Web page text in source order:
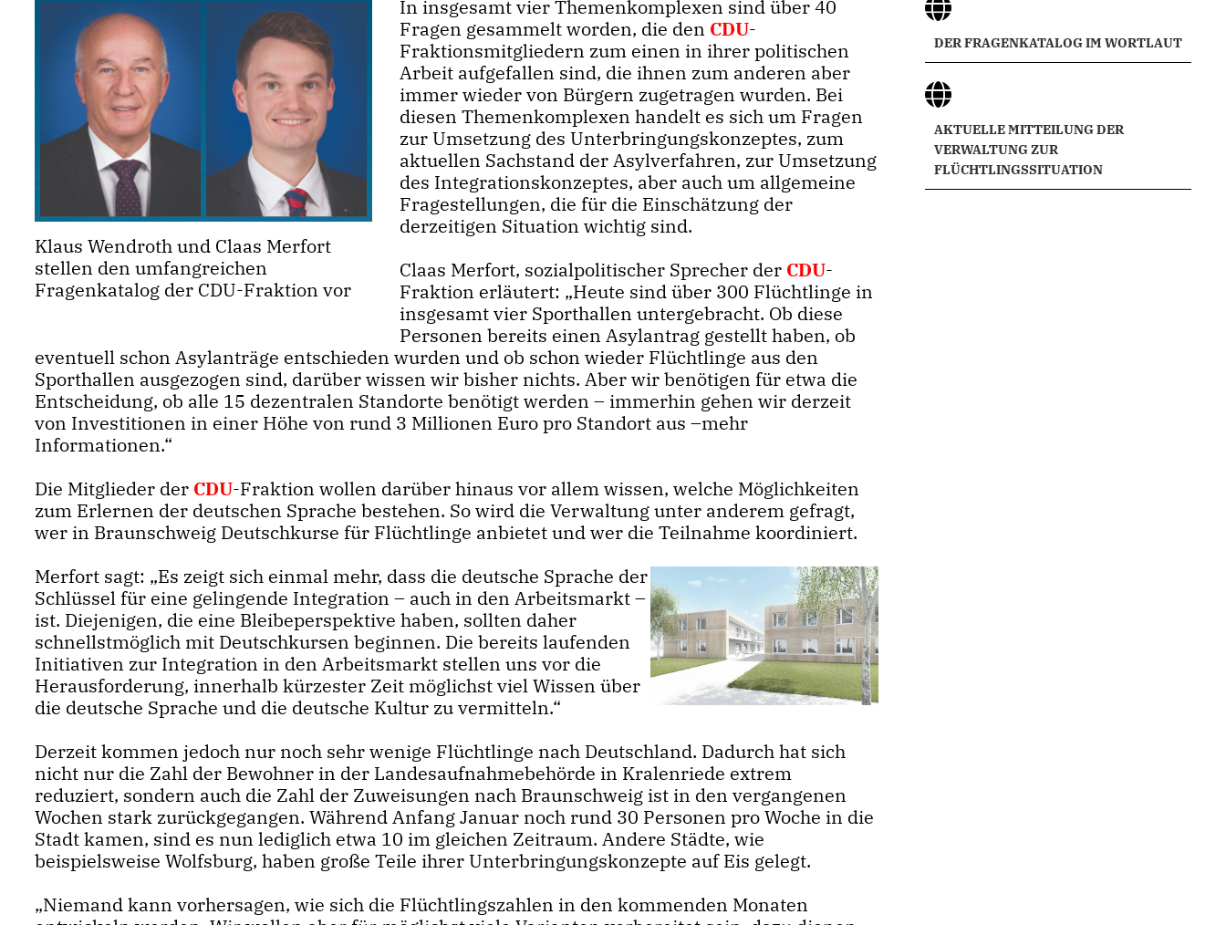
Klaus Wendroth und Claas Merfort
stellen den umfangreichen
Fragenkatalog der CDU-Fraktion vor
In insgesamt vier Themenkomplexen sind über 40
Fragen gesammelt worden, die den CDU-
Fraktionsmitgliedern zum einen in ihrer politischen
Arbeit aufgefallen sind, die ihnen zum anderen aber
immer wieder von Bürgern zugetragen wurden. Bei
diesen Themenkomplexen handelt es sich um Fragen
zur Umsetzung des Unterbringungskonzeptes, zum
aktuellen Sachstand der Asylverfahren, zur Umsetzung
des Integrationskonzeptes, aber auch um allgemeine
Fragestellungen, die für die Einschätzung der
derzeitigen Situation wichtig sind.
Claas Merfort, sozialpolitischer Sprecher der CDU-
Fraktion erläutert: „Heute sind über 300 Flüchtlinge in
insgesamt vier Sporthallen untergebracht. Ob diese
Personen bereits einen Asylantrag gestellt haben, ob
eventuell schon Asylanträge entschieden wurden und ob schon wieder Flüchtlinge aus den
Sporthallen ausgezogen sind, darüber wissen wir bisher nichts. Aber wir benötigen für etwa die
Entscheidung, ob alle 15 dezentralen Standorte benötigt werden – immerhin gehen wir derzeit
von Investitionen in einer Höhe von rund 3 Millionen Euro pro Standort aus –mehr
Informationen.“
Die Mitglieder der CDU-Fraktion wollen darüber hinaus vor allem wissen, welche Möglichkeiten
zum Erlernen der deutschen Sprache bestehen. So wird die Verwaltung unter anderem gefragt,
wer in Braunschweig Deutschkurse für Flüchtlinge anbietet und wer die Teilnahme koordiniert.
Merfort sagt: „Es zeigt sich einmal mehr, dass die deutsche Sprache der
Schlüssel für eine gelingende Integration – auch in den Arbeitsmarkt –
ist. Diejenigen, die eine Bleibeperspektive haben, sollten daher
schnellstmöglich mit Deutschkursen beginnen. Die bereits laufenden
Initiativen zur Integration in den Arbeitsmarkt stellen uns vor die
Herausforderung, innerhalb kürzester Zeit möglichst viel Wissen über
die deutsche Sprache und die deutsche Kultur zu vermitteln.“
Derzeit kommen jedoch nur noch sehr wenige Flüchtlinge nach Deutschland. Dadurch hat sich
nicht nur die Zahl der Bewohner in der Landesaufnahmebehörde in Kralenriede extrem
reduziert, sondern auch die Zahl der Zuweisungen nach Braunschweig ist in den vergangenen
Wochen stark zurückgegangen. Während Anfang Januar noch rund 30 Personen pro Woche in die
Stadt kamen, sind es nun lediglich etwa 10 im gleichen Zeitraum. Andere Städte, wie
beispielsweise Wolfsburg, haben große Teile ihrer Unterbringungskonzepte auf Eis gelegt.
Niemand kann vorhersagen, wie sich die Flüchtlingszahlen in den kommenden Monaten
DER FRAGENKATALOG IM WORTLAUT
AKTUELLE MITTEILUNG DER
VERWALTUNG ZUR
FLÜCHTLINGSSITUATION